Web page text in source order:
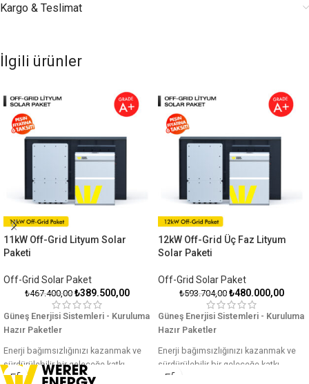
Kargo & Teslimat
İlgili ürünler
11kW Off-Grid Lityum Solar
Paketi
Off-Grid Solar Paket
₺467.400,00 ₺389.500,00
Güneş Enerjisi Sistemleri - Kuruluma
Hazır Paketler
Enerji bağımsızlığınızı kazanmak ve
sürdürülebilir bir geleceğe katkı
sağlamak için Off-Grid solar paket
12kW Off-Grid Üç Faz Lityum
Solar Paketi
Off-Grid Solar Paket
₺593.704,00 ₺480.000,00
Güneş Enerjisi Sistemleri - Kuruluma
Hazır Paketler
Enerji bağımsızlığınızı kazanmak ve
sürdürülebilir bir geleceğe katkı
sağlamak için Off-Grid solar paket